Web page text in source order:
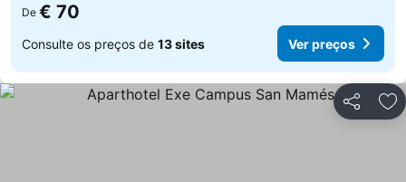
De € 70
Consulte os preços de 13 sites Ver preços
Partilhar